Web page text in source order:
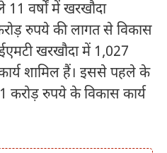
11 वर्षों में खरखौदा
रुपये की लागत से विकास
खरखौदा में 1,027
शामिल हैं। इससे पहले के
करोड़ रुपये के विकास कार्य